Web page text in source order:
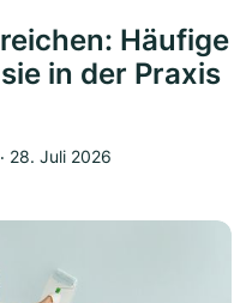
Häufige
in der Praxis
‧ 28. Juli 2026